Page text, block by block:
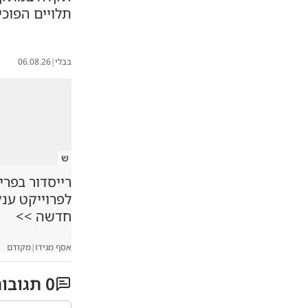
תלויים
בבלי|
06.08.26
ש
רייסדור
לפרוייקט
חדשה >>
אסף מגידו|מקודם
0